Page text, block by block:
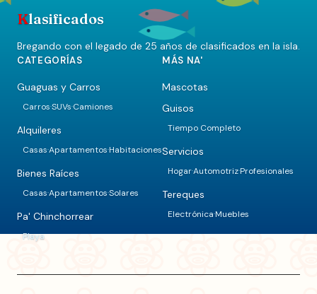
Klasificados
Bregando con el legado de 25 años de clasificados en la isla.
CATEGORÍAS
Guaguas y Carros
Carros·SUVs·Camiones
Alquileres
Casas·Apartamentos·Habitaciones
Bienes Raíces
Casas·Apartamentos·Solares
Pa' Chinchorrear
Playa
MÁS NA'
Mascotas
Guisos
Tiempo Completo
Servicios
Hogar·Automotriz·Profesionales
Tereques
Electrónica·Muebles